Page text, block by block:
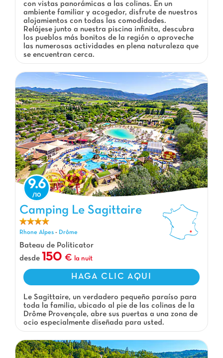
con vistas panorámicas a las colinas. En un
ambiente familiar y acogedor, disfrute de nuestros
alojamientos con todas las comodidades.
Relájese junto a nuestra piscina infinita, descubra
los pueblos más bonitos de la región o aproveche
las numerosas actividades en plena naturaleza que
se encuentran cerca.
Camping Le Sagittaire, Camping Rhone Alpes
9.6
Camping Le Sagittaire
Rhone Alpes - Drôme
Bateau de Politicator
desde
150 la nuit
HAGA CLIC AQUI
Le Sagittaire, un verdadero pequeño paraíso para
toda la familia, ubicado al pie de las colinas de la
Drôme Provençale, abre sus puertas a una zona de
ocio especialmente diseñada para usted.